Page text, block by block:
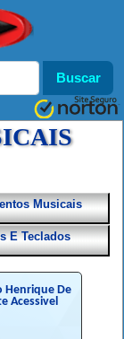
Musicais
E Teclados
Henrique De
Acessivel